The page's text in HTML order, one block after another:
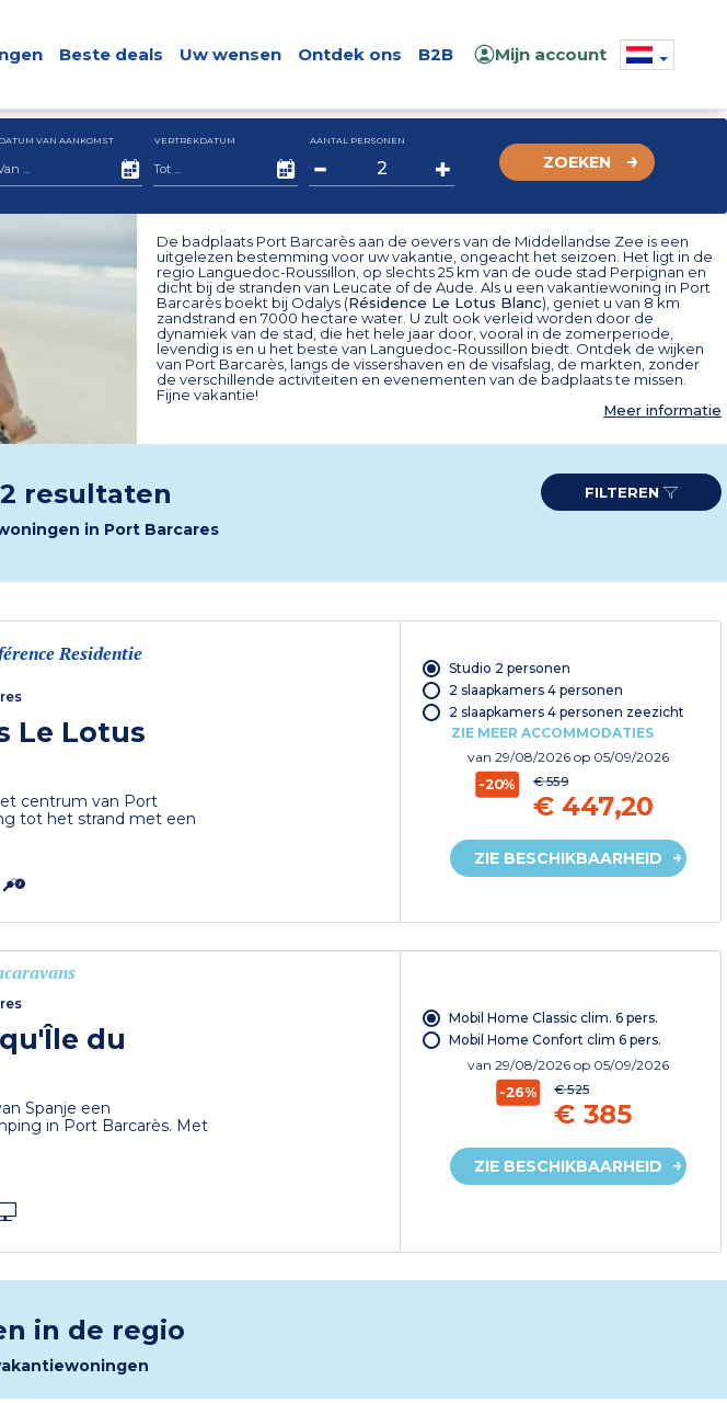
Beste deals Uw wensen Ontdek ons B2B Mijn account
DATUM VAN AANKOMST VERTREKDATUM AANTAL PERSONEN
ZOEKEN
De badplaats Port Barcarès aan de oevers van de Middellandse Zee is een
uitgelezen bestemming voor uw vakantie, ongeacht het seizoen. Het ligt in de
regio Languedoc-Roussillon, op slechts 25 km van de oude stad Perpignan en
dicht bij de stranden van Leucate of de Aude. Als u een vakantiewoning in Port
Barcarès boekt bij Odalys (Résidence Le Lotus Blanc), geniet u van 8 km
zandstrand en 7000 hectare water. U zult ook verleid worden door de
dynamiek van de stad, die het hele jaar door, vooral in de zomerperiode,
levendig is en u het beste van Languedoc-Roussillon biedt. Ontdek de wijken
van Port Barcarès, langs de vissershaven en de visafslag, de markten, zonder
de verschillende activiteiten en evenementen van de badplaats te missen.
Fijne vakantie!
Meer informatie
resultaten
in Port Barcares
FILTEREN
Residentie
Le Lotus
centrum van Port
tot het strand met een
Studio 2 personen
2 slaapkamers 4 personen
2 slaapkamers 4 personen zeezicht
ZIE MEER ACCOMMODATIES
van 29/08/2026 op 05/09/2026
-20% € 559
€ 447,20
ZIE BESCHIKBAARHEID
du
Spanje een
in Port Barcarès. Met
Mobil Home Classic clim. 6 pers.
Mobil Home Confort clim 6 pers.
van 29/08/2026 op 05/09/2026
-26% € 525
€ 385
ZIE BESCHIKBAARHEID
in de regio